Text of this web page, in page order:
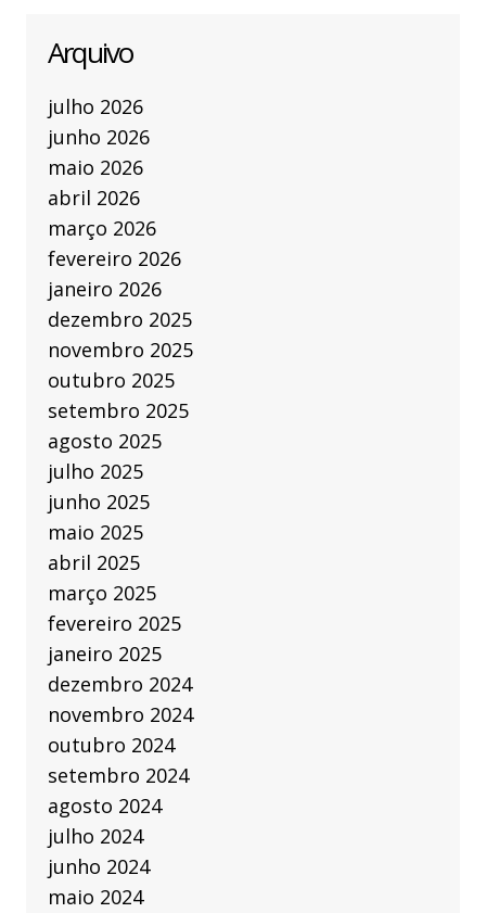
Arquivo
julho 2026
junho 2026
maio 2026
abril 2026
março 2026
fevereiro 2026
janeiro 2026
dezembro 2025
novembro 2025
outubro 2025
setembro 2025
agosto 2025
julho 2025
junho 2025
maio 2025
abril 2025
março 2025
fevereiro 2025
janeiro 2025
dezembro 2024
novembro 2024
outubro 2024
setembro 2024
agosto 2024
julho 2024
junho 2024
maio 2024